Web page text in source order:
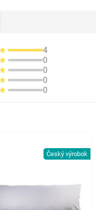
4
0
0
0
0
Český výrobok